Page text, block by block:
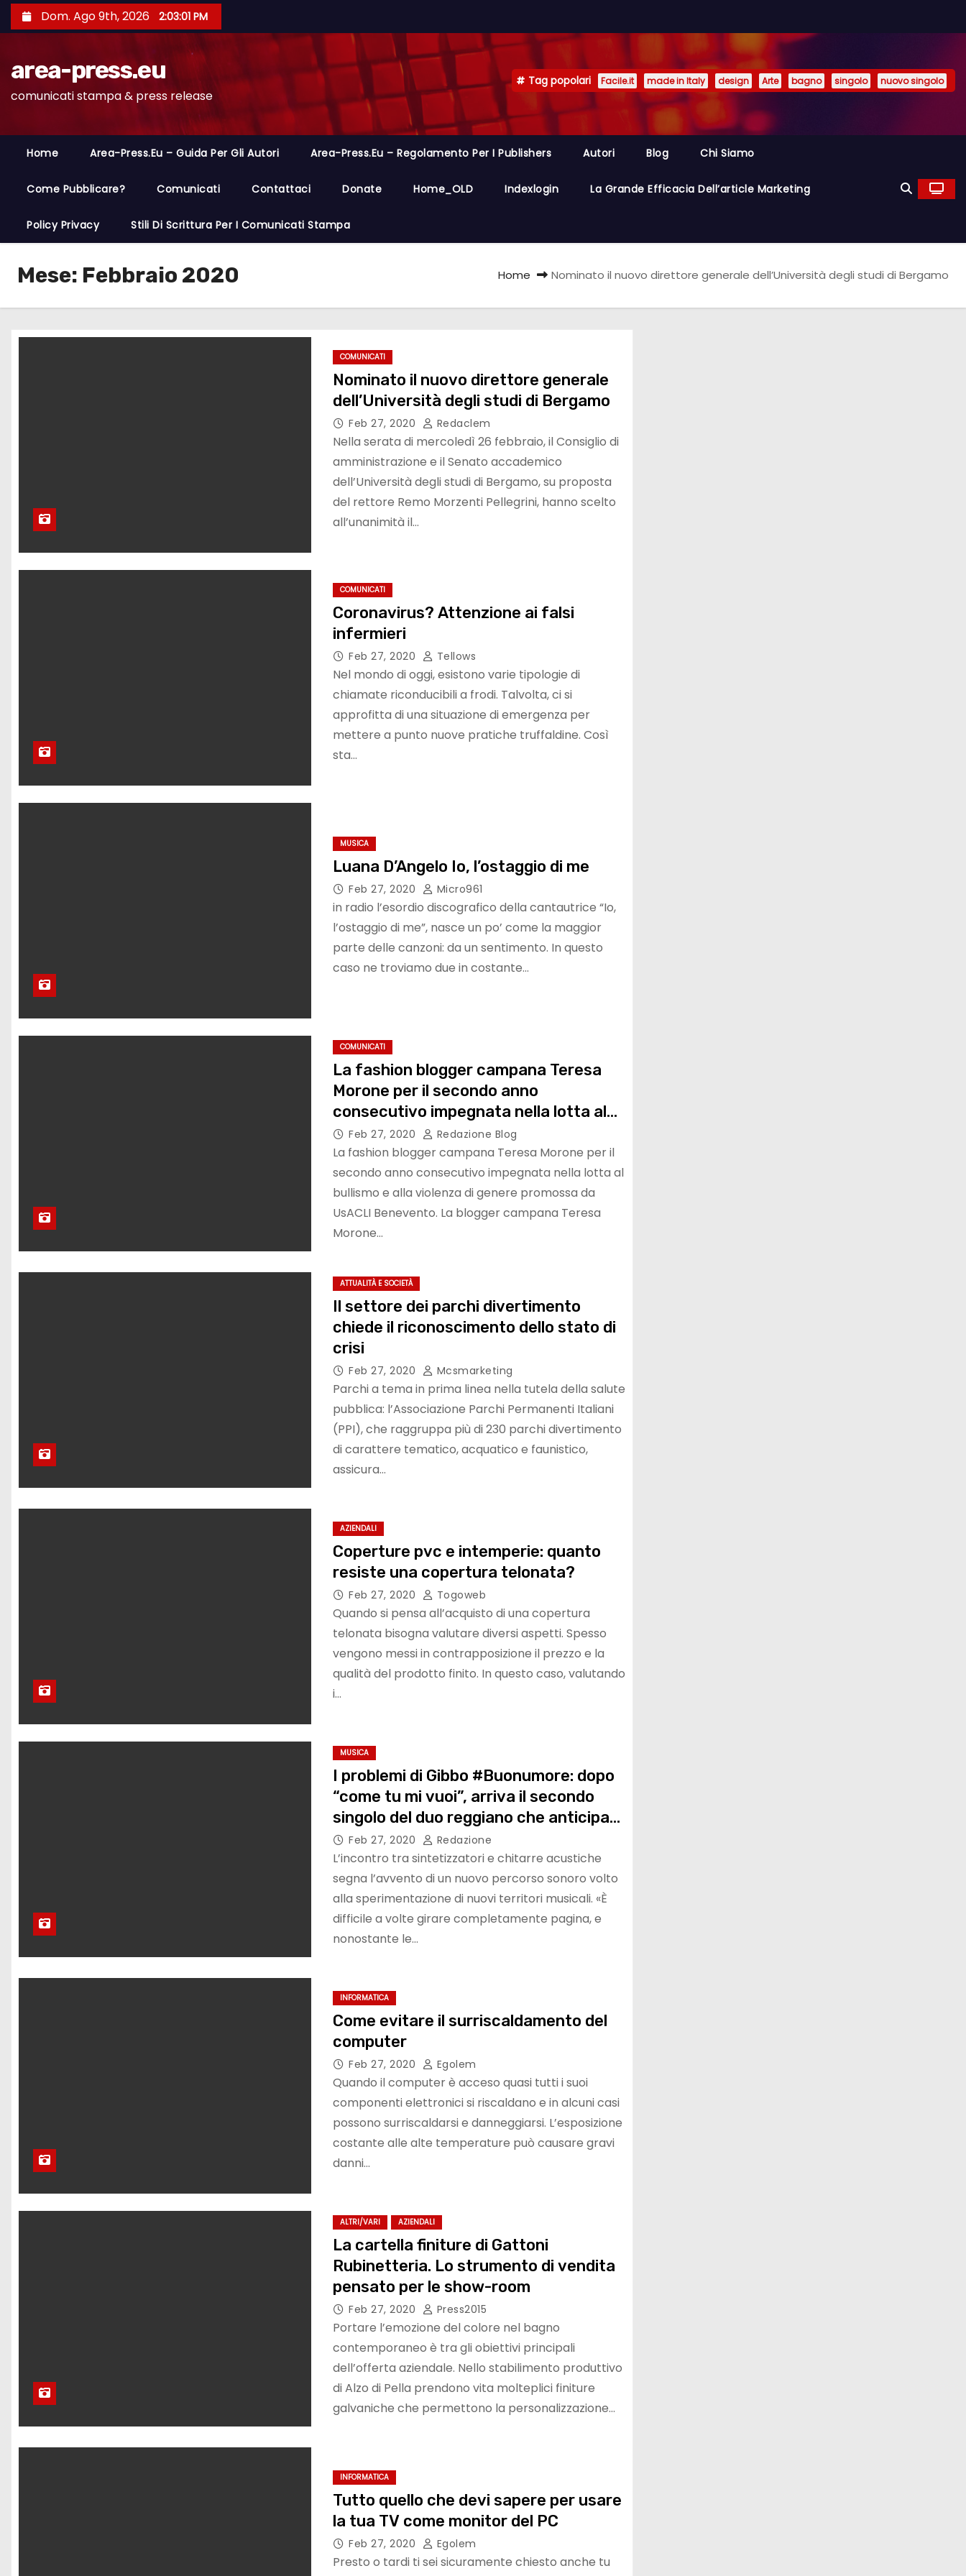
a
o
Dom. Ago 9th, 2026 2:03:02 PM
area-press.eu
comunicati stampa & press release
Tag popolari Facile.it made in Italy design Arte bagno singolo nuovo singolo
Home Area-Press.eu – Guida Per Gli Autori Area-Press.eu – Regolamento Per I Publishers Autori Blog Chi Siamo
Come Pubblicare? Comunicati Contattaci Donate Home_OLD Indexlogin La Grande Efficacia Dell’article Marketing
Policy Privacy Stili Di Scrittura Per I Comunicati Stampa
Mese: Febbraio 2020 Home Nominato il nuovo direttore generale dell’Università degli studi di Bergamo
COMUNICATI
Nominato il nuovo direttore generale
dell’Università degli studi di Bergamo
Feb 27, 2020 Redaclem
Nella serata di mercoledì 26 febbraio, il Consiglio di
amministrazione e il Senato accademico
dell’Università degli studi di Bergamo, su proposta
del rettore Remo Morzenti Pellegrini, hanno scelto
all’unanimità il…
COMUNICATI
Coronavirus? Attenzione ai falsi
infermieri
Feb 27, 2020 Tellows
Nel mondo di oggi, esistono varie tipologie di
chiamate riconducibili a frodi. Talvolta, ci si
approfitta di una situazione di emergenza per
mettere a punto nuove pratiche truffaldine. Così
sta…
MUSICA
Luana D’Angelo Io, l’ostaggio di me
Feb 27, 2020 Micro961
in radio l’esordio discografico della cantautrice “Io,
l’ostaggio di me”, nasce un po’ come la maggior
parte delle canzoni: da un sentimento. In questo
caso ne troviamo due in costante…
COMUNICATI
La fashion blogger campana Teresa
Morone per il secondo anno
consecutivo impegnata nella lotta al
bullismo e alla violenza di genere
promossa da UsACLI Benevento
Feb 27, 2020 Redazione Blog
La fashion blogger campana Teresa Morone per il
secondo anno consecutivo impegnata nella lotta al
bullismo e alla violenza di genere promossa da
UsACLI Benevento. La blogger campana Teresa
Morone…
ATTUALITÀ E SOCIETÀ
Il settore dei parchi divertimento
chiede il riconoscimento dello stato di
crisi
Feb 27, 2020 Mcsmarketing
Parchi a tema in prima linea nella tutela della salute
pubblica: l’Associazione Parchi Permanenti Italiani
(PPI), che raggruppa più di 230 parchi divertimento
di carattere tematico, acquatico e faunistico,
assicura…
AZIENDALI
Coperture pvc e intemperie: quanto
resiste una copertura telonata?
Feb 27, 2020 Togoweb
Quando si pensa all’acquisto di una copertura
telonata bisogna valutare diversi aspetti. Spesso
vengono messi in contrapposizione il prezzo e la
qualità del prodotto finito. In questo caso, valutando
i…
MUSICA
I problemi di Gibbo #Buonumore: dopo
“come tu mi vuoi”, arriva il secondo
singolo del duo reggiano che anticipa
l’album in uscita a fine gennaio 2020
Feb 27, 2020 Redazione
L’incontro tra sintetizzatori e chitarre acustiche
segna l’avvento di un nuovo percorso sonoro volto
alla sperimentazione di nuovi territori musicali. «È
difficile a volte girare completamente pagina, e
nonostante le…
INFORMATICA
Come evitare il surriscaldamento del
computer
Feb 27, 2020 Egolem
Quando il computer è acceso quasi tutti i suoi
componenti elettronici si riscaldano e in alcuni casi
possono surriscaldarsi e danneggiarsi. L’esposizione
costante alle alte temperature può causare gravi
danni…
ALTRI/VARI AZIENDALI
La cartella finiture di Gattoni
Rubinetteria. Lo strumento di vendita
pensato per le show-room
Feb 27, 2020 Press2015
Portare l’emozione del colore nel bagno
contemporaneo è tra gli obiettivi principali
dell’offerta aziendale. Nello stabilimento produttivo
di Alzo di Pella prendono vita molteplici finiture
galvaniche che permettono la personalizzazione…
INFORMATICA
Tutto quello che devi sapere per usare
la tua TV come monitor del PC
Feb 27, 2020 Egolem
Presto o tardi ti sei sicuramente chiesto anche tu